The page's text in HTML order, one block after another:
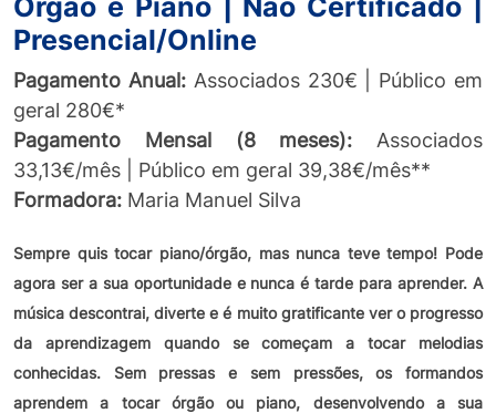
Órgão e Piano | Não Certificado |
Presencial/Online
Pagamento Anual:Associados 230€ | Público em
geral 280€*
Pagamento Mensal (8 meses): Associados
33,13€/mês | Público em geral 39,38€/mês**
Formadora: Maria Manuel Silva
Sempre quis tocar piano/órgão, mas nunca teve tempo! Pode
agora ser a sua oportunidade e nunca é tarde para aprender. A
música descontrai, diverte e é muito gratificante ver o progresso
da aprendizagem quando se começam a tocar melodias
conhecidas. Sem pressas e sem pressões, os formandos
aprendem a tocar órgão ou piano, desenvolvendo a sua